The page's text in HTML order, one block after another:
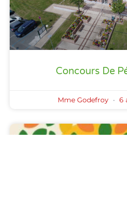
Concours De
Mme Godefroy 6